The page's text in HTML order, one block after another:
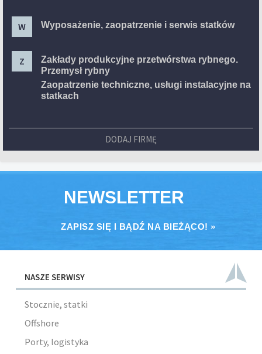
W Wyposażenie, zaopatrzenie i serwis statków
Z
Zakłady produkcyjne przetwórstwa rybnego.
Przemysł rybny
Zaopatrzenie techniczne, usługi instalacyjne na
statkach
DODAJ FIRMĘ
NEWSLETTER
ZAPISZ SIĘ I BĄDŹ NA BIEŻĄCO! »
NASZE SERWISY
Stocznie, statki
Offshore
Porty, logistyka